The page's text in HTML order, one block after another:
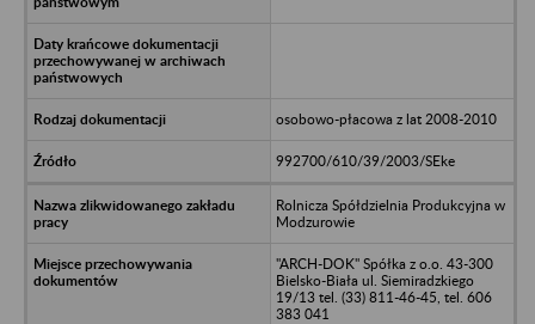
osobowo-płacowa z lat 2008-2010
992700/610/39/2003/SEke
Rolnicza Spółdzielnia Produkcyjna w
Modzurowie
"ARCH-DOK" Spółka z o.o. 43-300
Bielsko-Biała ul. Siemiradzkiego
19/13 tel. (33) 811-46-45, tel. 606
383 041